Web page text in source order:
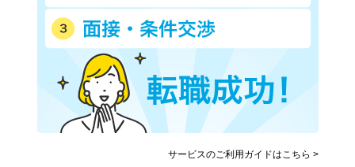
サービスのご利用ガイドはこちら >